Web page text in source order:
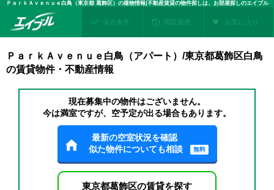
ＰａｒｋＡｖｅｎｕｅ白鳥（東京都 葛飾区）の建物情報|不動産賃貸の物件探しは、お部屋探しのエイブル
保存条件 閲覧履歴 お気に入り
ＰａｒｋＡｖｅｎｕｅ白鳥（アパート）/東京都葛飾区白鳥
の賃貸物件・不動産情報
現在募集中の物件はございません。
今は満室ですが、空予定が出る場合もあります。
最新の空室状況を確認
似た物件についても相談
無料
東京都葛飾区の賃貸を探す